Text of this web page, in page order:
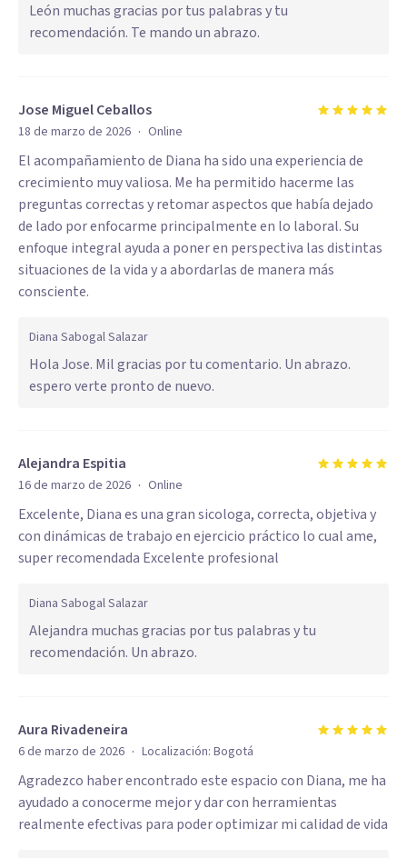
León muchas gracias por tus palabras y tu
recomendación. Te mando un abrazo.
Jose Miguel Ceballos
18 de marzo de 2026 · Online
El acompañamiento de Diana ha sido una experiencia de
crecimiento muy valiosa. Me ha permitido hacerme las
preguntas correctas y retomar aspectos que había dejado
de lado por enfocarme principalmente en lo laboral. Su
enfoque integral ayuda a poner en perspectiva las distintas
situaciones de la vida y a abordarlas de manera más
consciente.
Diana Sabogal Salazar
Hola Jose. Mil gracias por tu comentario. Un abrazo.
espero verte pronto de nuevo.
Alejandra Espitia
16 de marzo de 2026 · Online
Excelente, Diana es una gran sicologa, correcta, objetiva y
con dinámicas de trabajo en ejercicio práctico lo cual ame,
super recomendada Excelente profesional
Diana Sabogal Salazar
Alejandra muchas gracias por tus palabras y tu
recomendación. Un abrazo.
Aura Rivadeneira
6 de marzo de 2026 · Localización: Bogotá
Agradezco haber encontrado este espacio con Diana, me ha
ayudado a conocerme mejor y dar con herramientas
realmente efectivas para poder optimizar mi calidad de vida